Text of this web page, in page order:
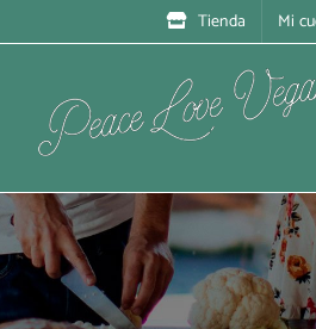
al
Tienda Mi